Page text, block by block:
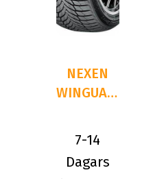
NEXEN
WINGUARD
215/40R18
89 V XL
7-14
Dagars